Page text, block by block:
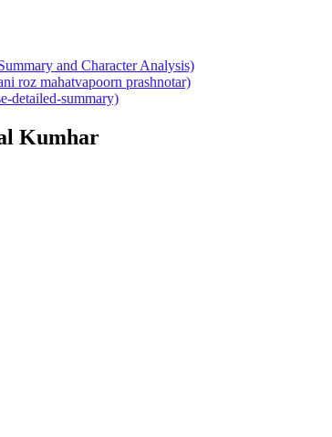
and Character Analysis)
roz mahatvapoorn prashnotar)
detailed-summary)
Kumhar